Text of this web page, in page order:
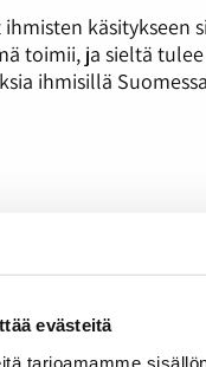
evästeitä
tarjoamamme
käsitykseen
toimii, ja sieltä
ihmisillä
vetää